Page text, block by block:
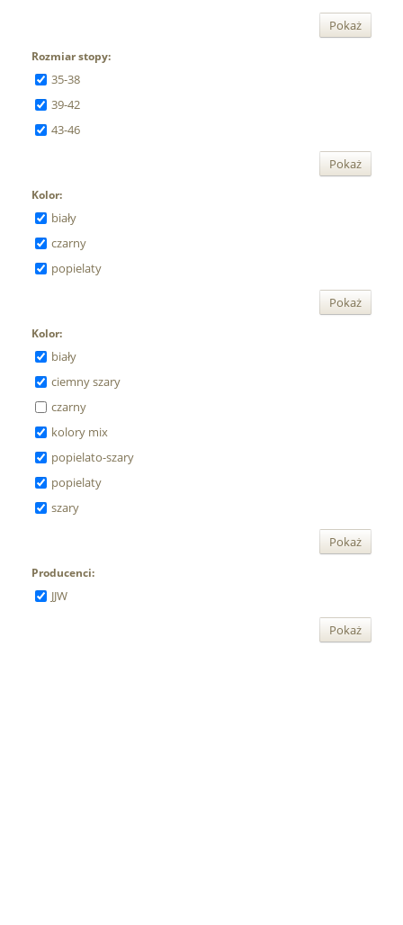
Pokaż
Rozmiar stopy:
35-38
39-42
43-46
Pokaż
Kolor:
biały
czarny
popielaty
Pokaż
Kolor:
biały
ciemny szary
czarny
kolory mix
popielato-szary
popielaty
szary
Pokaż
Producenci:
JJW
Pokaż